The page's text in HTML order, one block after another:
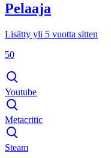
Pelaaja
Lisätty yli 5 vuotta sitten
50
Youtube
Metacritic
Steam